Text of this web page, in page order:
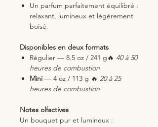
Un parfum parfaitement équilibré :
relaxant, lumineux et légèrement
boisé.
Disponibles en deux formats
Régulier — 8.5 oz / 241 g🔥 40 à 50
heures de combustion
Mini — 4 oz / 113 g 🔥 20 à 25
heures de combustion
Notes olfactives
Un bouquet pur et lumineux :